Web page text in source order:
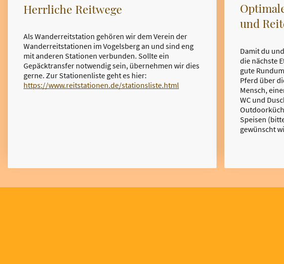
Herrliche Reitwege
Als Wanderreitstation gehören wir dem Verein der
Wanderreitstationen im Vogelsberg an und sind eng
mit anderen Stationen verbunden. Sollte ein
Gepäcktransfer notwendig sein, übernehmen wir dies
gerne. Zur Stationenliste geht es hier:
https://www.reitstationen.de/stationsliste.html
und
Damit du
die nächste
gute
Pferd über
Mensch,
WC und
Speisen
gewünscht